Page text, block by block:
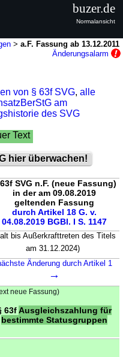
>a.F. Fassung ab 13.12.2011
Änderungsalarm
von § 63f SVG,alle
am
des SVG
Text
hier überwachen!
SVG n.F. (neue Fassung)
in der am 09.08.2019
geltenden Fassung
durch Artikel 18 G. v.
04.08.2019 BGBl. I S. 1147
bis Außerkrafttreten des Titels
am 31.12.2024)
Änderung durch Artikel 1
→
neue Fassung)
63fAusgleichszahlung für
bestimmte Statusgruppen
buzer.de
Normalansicht